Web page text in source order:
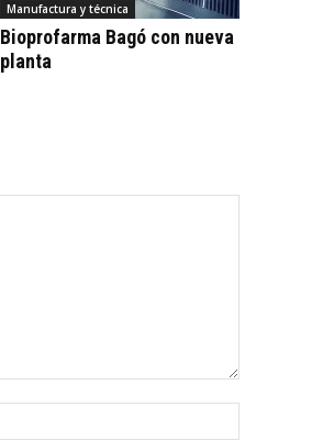
Manufactura y técnica
Bioprofarma Bagó con nueva
planta